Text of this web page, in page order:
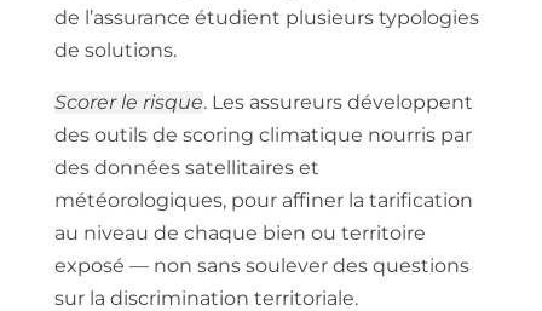
de l’assurance étudient plusieurs typologies
de solutions.
Scorer le risque.Les assureurs développent
des outils de scoring climatique nourris par
des données satellitaires et
météorologiques, pour affiner la tarification
au niveau de chaque bien ou territoire
exposé — non sans soulever des questions
sur la discrimination territoriale.